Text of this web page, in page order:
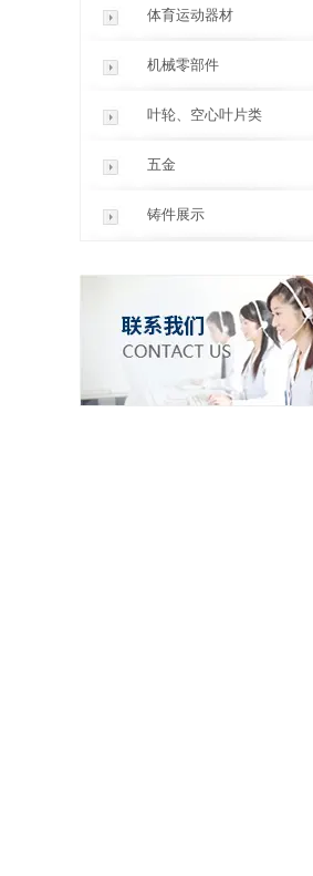
体育运动器材
机械零部件
叶轮、空心叶片类
五金
铸件展示